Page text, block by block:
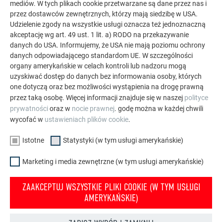
Galeria referencyjna PREFA pokazuje, jak
wszechstronne może być zastosowanie aluminium.
Odkryj więcej imponujących projektów z trwałymi
aluminiowymi rozwiązaniami PREFA na dachy, systemy
solarne i elewacje.
ZOBACZ WIĘCEJ REFERENCJI
mediów. W tych plikach cookie przetwarzane są dane przez nas i
przez dostawców zewnętrznych, którzy mają siedzibę w USA.
Udzielenie zgody na wszystkie usługi oznacza też jednoznaczną
akceptację wg art. 49 ust. 1 lit. a) RODO na przekazywanie
danych do USA. Informujemy, że USA nie mają poziomu ochrony
danych odpowiadającego standardom UE. W szczególności
organy amerykańskie w celach kontroli lub nadzoru mogą
uzyskiwać dostęp do danych bez informowania osoby, których
one dotyczą oraz bez możliwości wystąpienia na drogę prawną
przez taką osobę. Więcej informacji znajduje się w naszej polityce
prywatnościoraz w nocie prawnej. godę można w każdej chwili
wycofać w ustawieniach plików cookie.
Istotne Statystyki (w tym usługi amerykańskie)
Marketing i media zewnętrzne (w tym usługi amerykańskie)
ZAAKCEPTUJ WSZYSTKIE PLIKI COOKIE (W TYM USŁUGI
AMERYKAŃSKIE)